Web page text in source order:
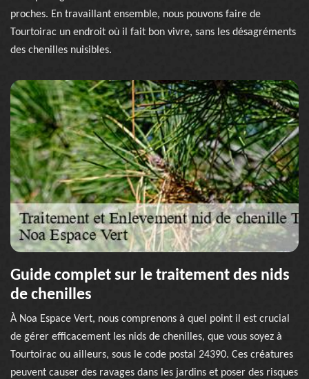
proches. En travaillant ensemble, nous pouvons faire de
Tourtoirac un endroit où il fait bon vivre, sans les désagréments
des chenilles nuisibles.
Guide complet sur le traitement des nids
de chenilles
À Noa Espace Vert, nous comprenons à quel point il est crucial
de gérer efficacement les nids de chenilles, que vous soyez à
Tourtoirac ou ailleurs, sous le code postal 24390. Ces créatures
peuvent causer des ravages dans les jardins et poser des risques